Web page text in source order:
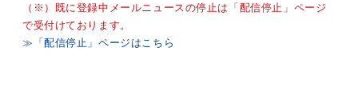
（※）既に登録中メールニュースの停止は「配信停止」ページ
で受付けております。
≫「配信停止」ページはこちら